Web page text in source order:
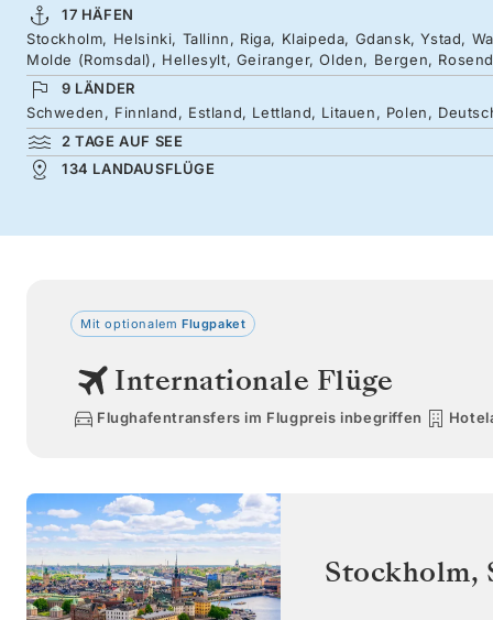
17 HÄFEN
Stockholm, Helsinki, Tallinn, Riga, Klaipeda, Gdansk, Ystad,
Molde (Romsdal), Hellesylt, Geiranger, Olden, Bergen,
9 LÄNDER
Schweden, Finnland, Estland, Lettland, Litauen, Polen,
2 TAGE AUF SEE
134 LANDAUSFLÜGE
Mit optionalem Flugpaket
Internationale Flüge
Flughafentransfers im Flugpreis inbegriffen
Stockholm,